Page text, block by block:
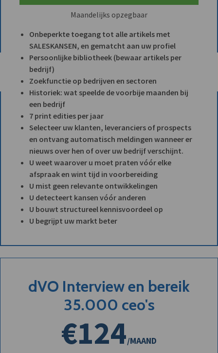
Maandelijks opzegbaar
Onbeperkte toegang tot alle artikels met
SALESKANSEN, en gematcht aan uw profiel
Persoonlijke bibliotheek (bewaar artikels per
bedrijf)
Zoekfunctie op bedrijven en sectoren
Historiek: wat speelde de voorbije maanden bij
een bedrijf
7 print edities per jaar
Selecteer uw klanten, leveranciers of prospects
en ontvang automatisch meldingen wanneer er
nieuws over hen of over uw bedrijf verschijnt.
U weet waarover u moet praten vóór elke
afspraak en wint tijd in voorbereiding
U mist geen relevante ontwikkelingen
U detecteert kansen vóór anderen
U bouwt structureel kennisvoordeel op
U begrijpt uw markt beter
dVO Interview en bereik
35.000 ceo's
€124/MAAND